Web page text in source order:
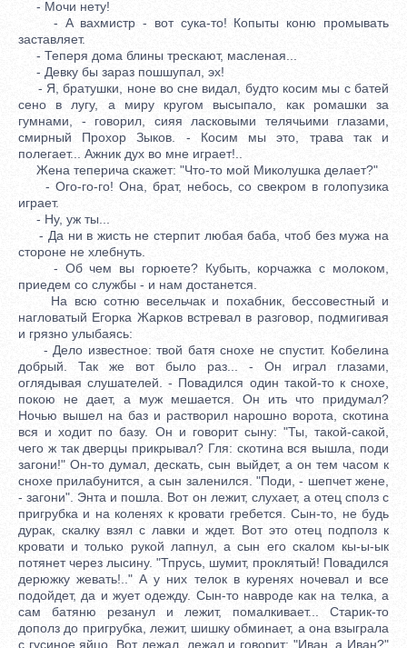
- Мочи нету!
- А вахмистр - вот сука-то! Копыты коню промывать
заставляет.
- Теперя дома блины трескают, масленая...
- Девку бы зараз пошшупал, эх!
- Я, братушки, ноне во сне видал, будто косим мы с батей
сено в лугу, а миру кругом высыпало, как ромашки за
гумнами, - говорил, сияя ласковыми телячьими глазами,
смирный Прохор Зыков. - Косим мы это, трава так и
полегает... Ажник дух во мне играет!..
Жена теперича скажет: "Что-то мой Миколушка делает?"
- Ого-го-го! Она, брат, небось, со свекром в голопузика
играет.
- Ну, уж ты...
- Да ни в жисть не стерпит любая баба, чтоб без мужа на
стороне не хлебнуть.
- Об чем вы горюете? Кубыть, корчажка с молоком,
приедем со службы - и нам достанется.
На всю сотню весельчак и похабник, бессовестный и
нагловатый Егорка Жарков встревал в разговор, подмигивая
и грязно улыбаясь:
- Дело известное: твой батя снохе не спустит. Кобелина
добрый. Так же вот было раз... - Он играл глазами,
оглядывая слушателей. - Повадился один такой-то к снохе,
покою не дает, а муж мешается. Он ить что придумал?
Ночью вышел на баз и растворил нарошно ворота, скотина
вся и ходит по базу. Он и говорит сыну: "Ты, такой-сакой,
чего ж так дверцы прикрывал? Гля: скотина вся вышла, поди
загони!" Он-то думал, дескать, сын выйдет, а он тем часом к
снохе прилабунится, а сын заленился. "Поди, - шепчет жене,
- загони". Энта и пошла. Вот он лежит, слухает, а отец сполз с
пригрубка и на коленях к кровати гребется. Сын-то, не будь
дурак, скалку взял с лавки и ждет. Вот это отец подполз к
кровати и только рукой лапнул, а сын его скалом кы-ы-ык
потянет через лысину. "Тпрусь, шумит, проклятый! Повадился
дерюжку жевать!.." А у них телок в куренях ночевал и все
подойдет, да и жует одежду. Сын-то навроде как на телка, а
сам батяню резанул и лежит, помалкивает... Старик-то
дополз до пригрубка, лежит, шишку обминает, а она взыграла
с гусиное яйцо. Вот лежал, лежал и говорит: "Иван, а Иван?"